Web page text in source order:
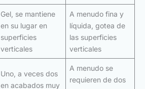
Gel, se mantiene
en su lugar en
superficies
verticales
A menudo fina y
líquida, gotea de
las superficies
verticales
Uno, a veces dos
en acabados muy
A menudo se
requieren de dos